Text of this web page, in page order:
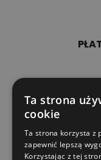
Ta strona
cookie
Ta strona korzysta z
zapewnić lepszą
Korzystając z tej